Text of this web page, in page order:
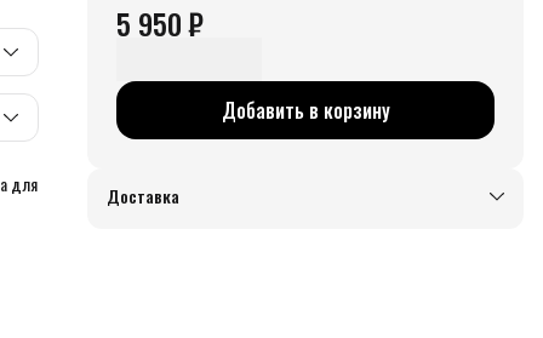
для
и
5 950 ₽
Добавить в корзину
Доставка